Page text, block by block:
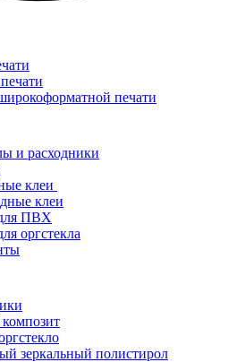
печати
и расходники
клеи
клеи
ПВХ
оргстекла
зеркальный полистирол